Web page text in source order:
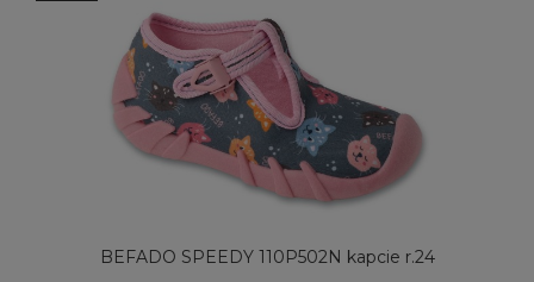
BEFADO SPEEDY 110P502N kapcie r.24